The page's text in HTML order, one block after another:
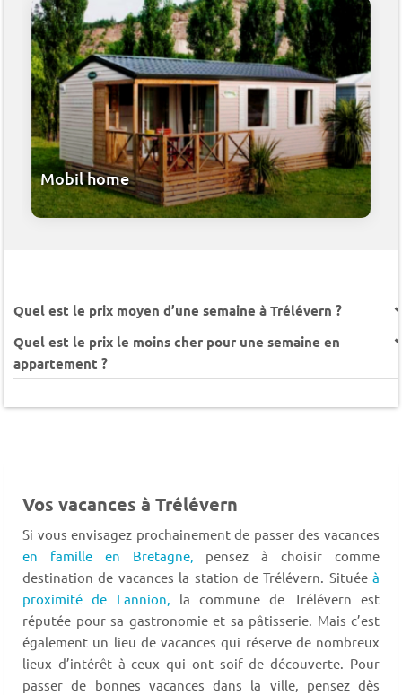
Mobil home
Quel est le prix moyen d’une semaine à Trélévern ?
Quel est le prix le moins cher pour une semaine en
appartement ?
Vos vacances à Trélévern
Si vous envisagez prochainement de passer des vacances
en famille en Bretagne, pensez à choisir comme
destination de vacances la station de Trélévern. Située à
proximité de Lannion, la commune de Trélévern est
réputée pour sa gastronomie et sa pâtisserie. Mais c’est
également un lieu de vacances qui réserve de nombreux
lieux d’intérêt à ceux qui ont soif de découverte. Pour
passer de bonnes vacances dans la ville, pensez dès